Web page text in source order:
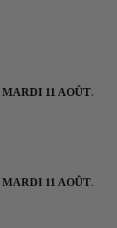
MARDI 11 AOÛT.
MARDI 11 AOÛT.